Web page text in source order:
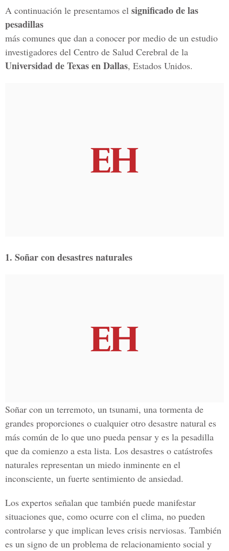
A continuación le presentamos el significado de las
pesadillas
más comunes que dan a conocer por medio de un estudio
investigadores del Centro de Salud Cerebral de la
Universidad de Texas en Dallas, Estados Unidos.
1. Soñar con desastres naturales
Soñar con un terremoto, un tsunami, una tormenta de
grandes proporciones o cualquier otro desastre natural es
más común de lo que uno pueda pensar y es la pesadilla
que da comienzo a esta lista. Los desastres o catástrofes
naturales representan un miedo inminente en el
inconsciente, un fuerte sentimiento de ansiedad.
Los expertos señalan que también puede manifestar
situaciones que, como ocurre con el clima, no pueden
controlarse y que implican leves crisis nerviosas. También
es un signo de un problema de relacionamiento social y